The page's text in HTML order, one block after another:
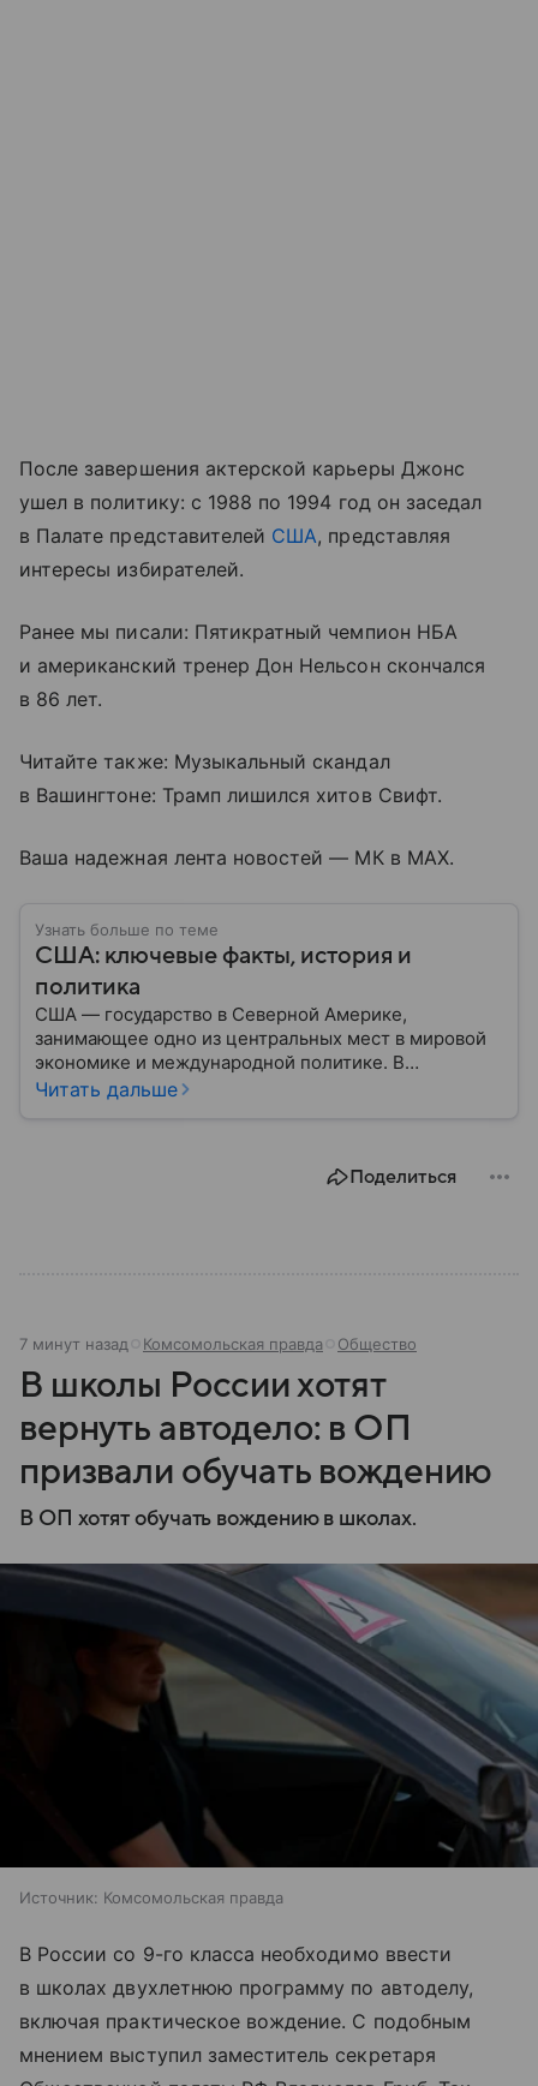
После завершения актерской карьеры Джонс
ушел в политику: с 1988 по 1994 год он заседал
в Палате представителей США, представляя
интересы избирателей.
Ранее мы писали: Пятикратный чемпион НБА
и американский тренер Дон Нельсон скончался
в 86 лет.
Читайте также: Музыкальный скандал
в Вашингтоне: Трамп лишился хитов Свифт.
Ваша надежная лента новостей — МК в MAX.
Узнать больше по теме
США: ключевые факты, история и
политика
США — государство в Северной Америке,
занимающее одно из центральных мест в мировой
экономике и международной политике. В
материале — основные сведения об этой стране.
Читать дальше
Поделиться
7 минут назад Комсомольская правда Общество
В школы России хотят
вернуть автодело: в ОП
призвали обучать вождению
В ОП хотят обучать вождению в школах.
Источник: Комсомольская правда
В России со 9-го класса необходимо ввести
в школах двухлетнюю программу по автоделу,
включая практическое вождение. С подобным
мнением выступил заместитель секретаря